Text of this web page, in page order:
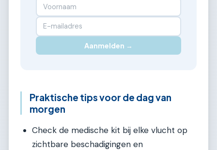
Aanmelden →
Praktische tips voor de dag van
morgen
Check de medische kit bij elke vlucht op
zichtbare beschadigingen en